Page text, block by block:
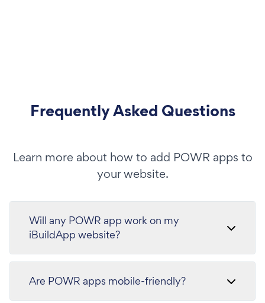
Frequently Asked Questions
Learn more about how to add POWR apps to
your website.
Will any POWR app work on my
iBuildApp website?
Are POWR apps mobile-friendly?